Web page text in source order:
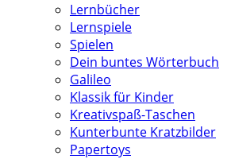
Lernbücher
Lernspiele
Spielen
Dein buntes Wörterbuch
Galileo
Klassik für Kinder
Kreativspaß-Taschen
Kunterbunte Kratzbilder
Papertoys